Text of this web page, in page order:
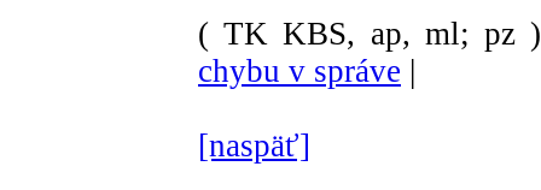
( TK KBS, ap, ml; pz )
chybu v správe |
[naspäť]